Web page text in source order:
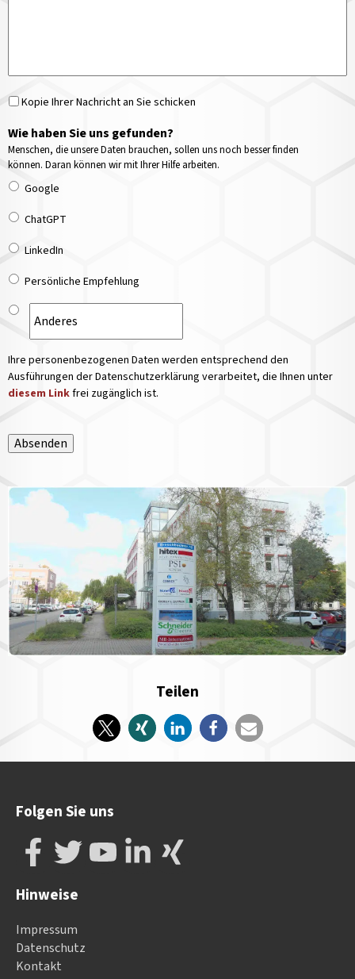
Kopie Ihrer Nachricht an Sie schicken
Wie haben Sie uns gefunden?
Menschen, die unsere Daten brauchen, sollen uns noch besser finden
können. Daran können wir mit Ihrer Hilfe arbeiten.
Google
ChatGPT
LinkedIn
Persönliche Empfehlung
Ihre personenbezogenen Daten werden entsprechend den
Ausführungen der Datenschutzerklärung verarbeitet, die Ihnen unter
diesem Linkfrei zugänglich ist.
Absenden
Teilen
Folgen Sie uns
Hinweise
Impressum
Datenschutz
Kontakt